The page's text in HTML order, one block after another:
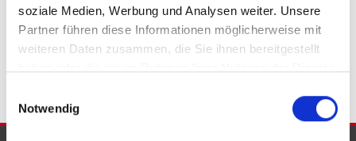
soziale Medien, Werbung und Analysen weiter. Unsere
Partner führen diese Informationen möglicherweise mit
weiteren Daten zusammen, die Sie ihnen bereitgestellt
Notwendig
Bad Eilsen
Immobilie Bad Eilsen
Immobilien Bad Eilsen
Immobilienkauf Bad Eilsen